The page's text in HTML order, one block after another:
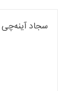
سجاد آینه‌چی